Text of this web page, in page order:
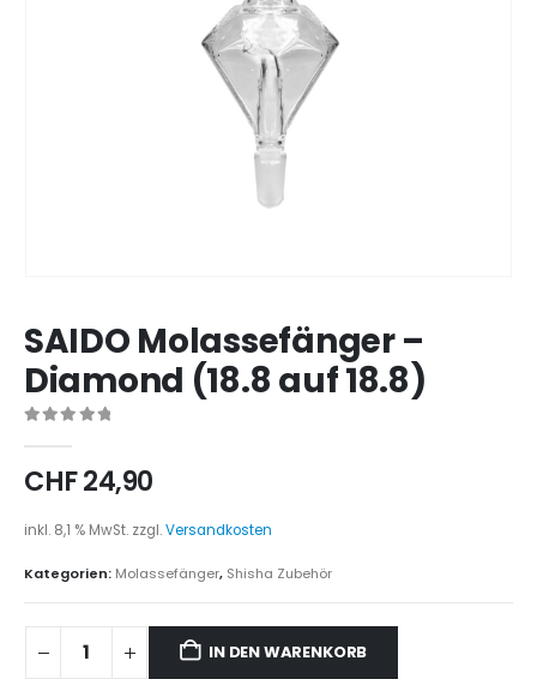
SAIDO Molassefänger –
Diamond (18.8 auf 18.8)
CHF24,90
inkl. 8,1 % MwSt. zzgl.Versandkosten
Kategorien: Molassefänger, Shisha Zubehör
IN DEN WARENKORB